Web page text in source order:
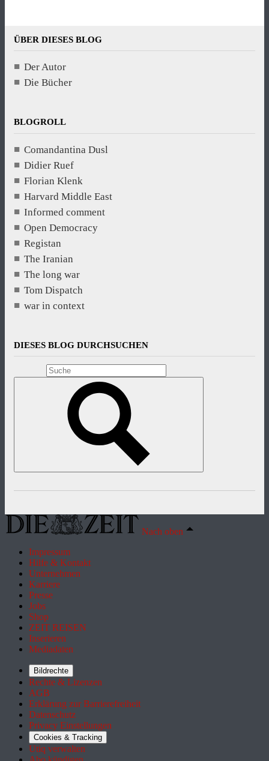
ÜBER DIESES BLOG
Der Autor
Die Bücher
BLOGROLL
Comandantina Dusl
Didier Ruef
Florian Klenk
Harvard Middle East
Informed comment
Open Democracy
Registan
The Iranian
The long war
Tom Dispatch
war in context
DIESES BLOG DURCHSUCHEN
Nach oben
Impressum
Hilfe & Kontakt
Unternehmen
Karriere
Presse
Jobs
Shop
ZEIT REISEN
Inserieren
Mediadaten
Bildrechte
Rechte & Lizenzen
AGB
Erklärung zur Barrierefreiheit
Datenschutz
Privacy Einstellungen
Cookies & Tracking
Utiq verwalten